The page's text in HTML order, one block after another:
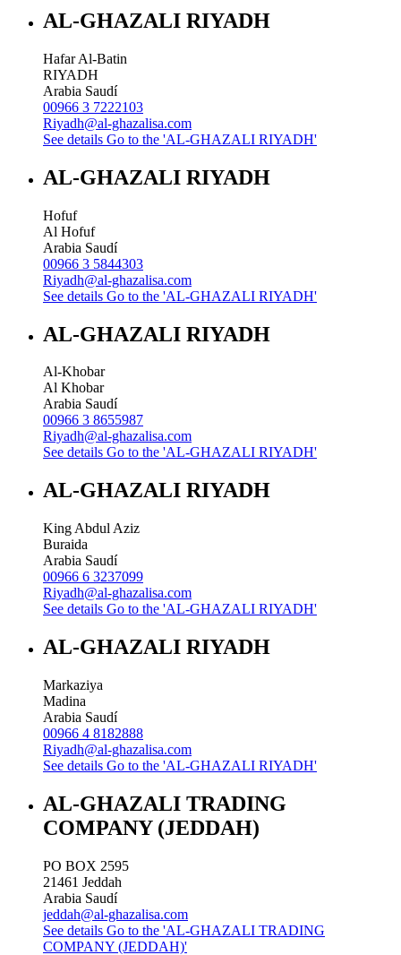
AL-GHAZALI RIYADH
Hafar Al-Batin
RIYADH
Arabia Saudí
00966 3 7222103
Riyadh@al-ghazalisa.com
See details Go to the 'AL-GHAZALI RIYADH'
AL-GHAZALI RIYADH
Hofuf
Al Hofuf
Arabia Saudí
00966 3 5844303
Riyadh@al-ghazalisa.com
See details Go to the 'AL-GHAZALI RIYADH'
AL-GHAZALI RIYADH
Al-Khobar
Al Khobar
Arabia Saudí
00966 3 8655987
Riyadh@al-ghazalisa.com
See details Go to the 'AL-GHAZALI RIYADH'
AL-GHAZALI RIYADH
King Abdul Aziz
Buraida
Arabia Saudí
00966 6 3237099
Riyadh@al-ghazalisa.com
See details Go to the 'AL-GHAZALI RIYADH'
AL-GHAZALI RIYADH
Markaziya
Madina
Arabia Saudí
00966 4 8182888
Riyadh@al-ghazalisa.com
See details Go to the 'AL-GHAZALI RIYADH'
AL-GHAZALI TRADING
COMPANY (JEDDAH)
PO BOX 2595
21461 Jeddah
Arabia Saudí
jeddah@al-ghazalisa.com
See details Go to the 'AL-GHAZALI TRADING
COMPANY (JEDDAH)'